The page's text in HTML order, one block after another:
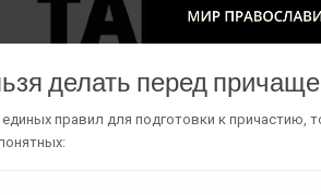
делать перед
правил для подготовки к причастию,